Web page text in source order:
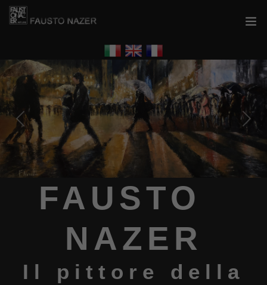
Previous Next
FAUSTO
NAZER
Il pittore della